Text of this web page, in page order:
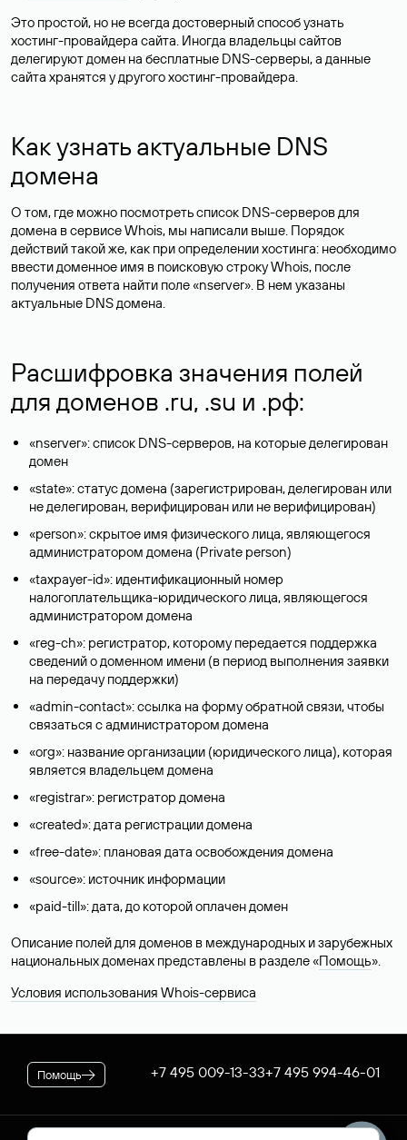
Это простой, но не всегда достоверный способ узнать
хостинг-провайдера сайта. Иногда владельцы сайтов
делегируют домен на бесплатные DNS-серверы, а данные
сайта хранятся у другого хостинг-провайдера.
Как узнать актуальные DNS
домена
О том, где можно посмотреть список DNS-серверов для
домена в сервисе Whois, мы написали выше. Порядок
действий такой же, как при определении хостинга: необходимо
ввести доменное имя в поисковую строку Whois, после
получения ответа найти поле «nserver». В нем указаны
актуальные DNS домена.
Расшифровка значения полей
для доменов .ru, .su и .рф:
«nserver»: список DNS-серверов, на которые делегирован
домен
«state»: статус домена (зарегистрирован, делегирован или
не делегирован, верифицирован или не верифицирован)
«person»: скрытое имя физического лица, являющегося
администратором домена (Privatе person)
«taxpayer-id»: идентификационный номер
налогоплательщика-юридического лица, являющегося
администратором домена
«reg-ch»: регистратор, которому передается поддержка
сведений о доменном имени (в период выполнения заявки
на передачу поддержки)
«admin-contact»: ссылка на форму обратной связи, чтобы
связаться с администратором домена
«org»: название организации (юридического лица), которая
является владельцем домена
«registrar»: регистратор домена
«created»: дата регистрации домена
«free-date»: плановая дата освобождения домена
«source»: источник информации
«paid-till»: дата, до которой оплачен домен
Описание полей для доменов в международных и зарубежных
национальных доменах представлены в разделе «Помощь».
Условия использования Whois-сервиса
Помощь +7 495 009-13-33+7 495 994-46-01